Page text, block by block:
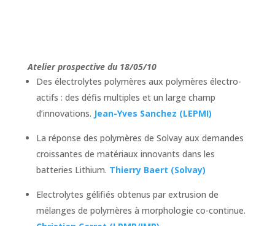
Atelier prospective du 18/05/10
Des électrolytes polymères aux polymères électro-
actifs : des défis multiples et un large champ
d’innovations. Jean-Yves Sanchez (LEPMI)
La réponse des polymères de Solvay aux demandes
croissantes de matériaux innovants dans les
batteries Lithium. Thierry Baert (Solvay)
Electrolytes gélifiés obtenus par extrusion de
mélanges de polymères à morphologie co-continue.